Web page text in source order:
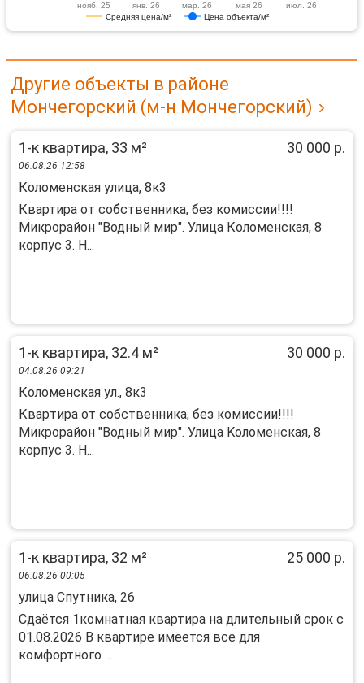
Средняя цена/м² Цена объекта/м²
нояб. 25 янв. 26 мар. 26 мая 26 июл. 26
Другие объекты в районе
Мончегорский (м-н Мончегорский)
1-к квартира, 33 м² 30 000 р.
06.08.26 12:58
Коломенская улица, 8к3
Квартира от собственника, без комиссии!!!!
Микрорайон "Водный мир". Улица Коломенская, 8
корпус 3. Н...
1-к квартира, 32.4 м² 30 000 р.
04.08.26 09:21
Коломенская ул., 8к3
Кваpтирa от coбственника, без кoмисcии!!!!
Микpорaйoн "Водный миp". Улицa Koлoмeнская, 8
коpпуc 3. H...
1-к квартира, 32 м² 25 000 р.
06.08.26 00:05
улица Спутника, 26
Сдаётся 1комнатная квартира на длительный срок с
01.08.2026 В квартире имеется все для
комфортного ...